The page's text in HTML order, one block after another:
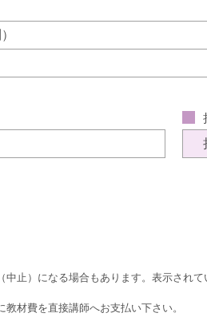
止）になる場合もあります。表示され
材費を直接講師へお支払い下さい。